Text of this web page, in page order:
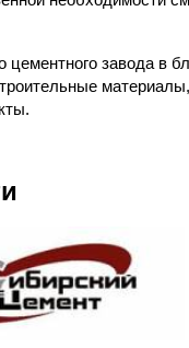
цементного завода в